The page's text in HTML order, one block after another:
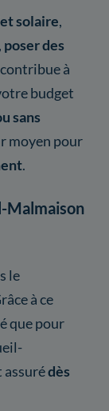
solaire,
poser des
contribue à
budget
sans
moyen pour
.
Malmaison
le
à ce
que pour
assurédès